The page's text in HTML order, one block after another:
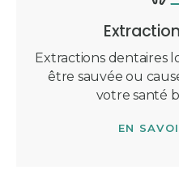
Extractions dentaires
être sauvée ou
votre santé
EN